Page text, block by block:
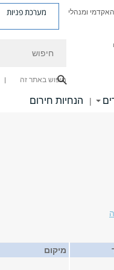
ומנהלי מערכת פניות
חיפוש באתר זה
| הנחיות חירום
מיקום